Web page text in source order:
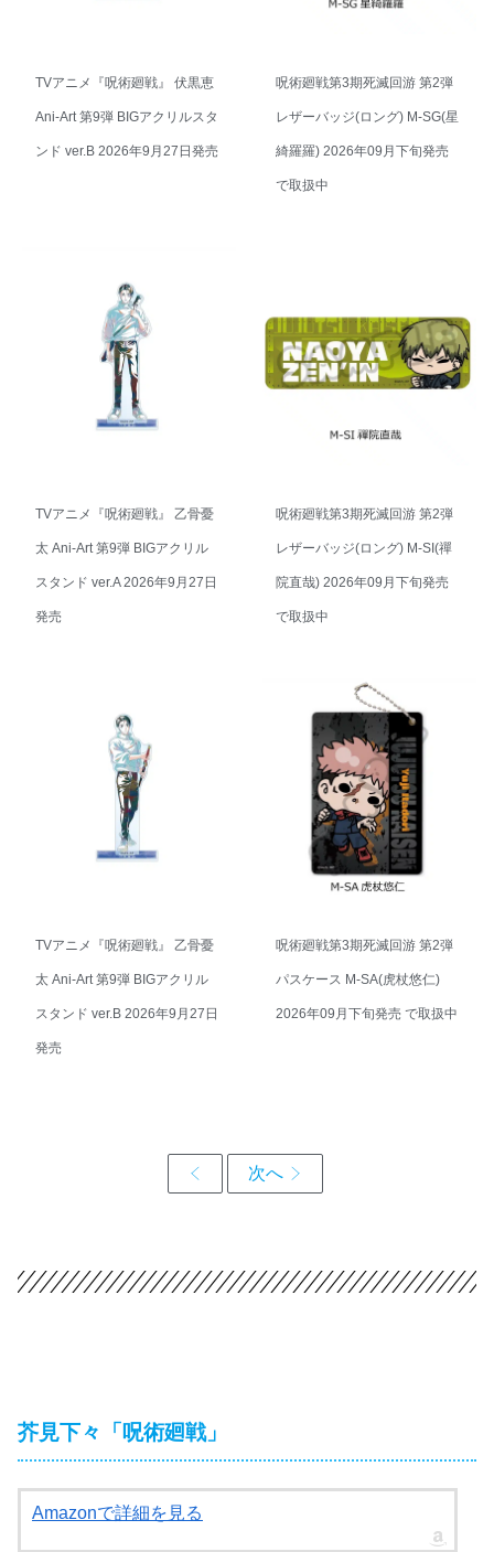
TVアニメ『呪術廻戦』 伏黒恵
Ani-Art 第9弾 BIGアクリルスタ
ンド ver.B 2026年9月27日発売
呪術廻戦第3期死滅回游 第2弾
レザーバッジ(ロング) M-SG(星
綺羅羅) 2026年09月下旬発売
で取扱中
TVアニメ『呪術廻戦』 乙骨憂
太 Ani-Art 第9弾 BIGアクリル
スタンド ver.A 2026年9月27日
発売
呪術廻戦第3期死滅回游 第2弾
レザーバッジ(ロング) M-SI(禪
院直哉) 2026年09月下旬発売
で取扱中
TVアニメ『呪術廻戦』 乙骨憂
太 Ani-Art 第9弾 BIGアクリル
スタンド ver.B 2026年9月27日
発売
呪術廻戦第3期死滅回游 第2弾
パスケース M-SA(虎杖悠仁)
2026年09月下旬発売 で取扱中
芥見下々「呪術廻戦」
Amazonで詳細を見る